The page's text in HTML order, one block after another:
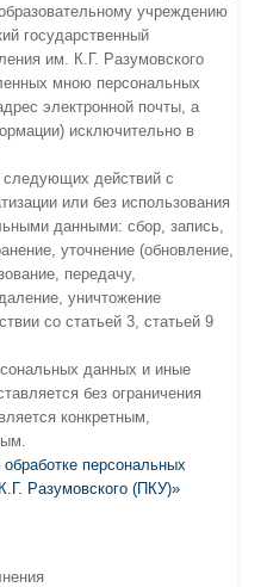
учреждению
государственный
им. К.Г. Разумовского
мною персональных
электронной почты, а
исключительно в
следующих действий с
или без использования
данными: сбор, запись,
уточнение (обновление,
передачу,
уничтожение
со статьей 3, статьей 9
данных и иные
без ограничения
конкретным,
персональных
Разумовского (ПКУ)»